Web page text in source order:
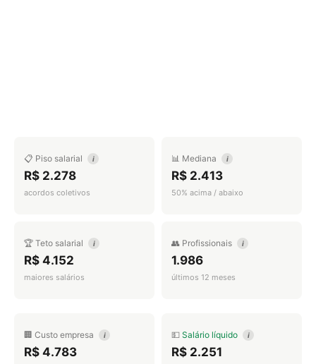
📋 Piso salarial i
R$ 2.278
acordos coletivos
📊 Mediana i
R$ 2.413
50% acima / abaixo
🏆 Teto salarial i
R$ 4.152
maiores salários
👥 Profissionais i
1.986
últimos 12 meses
🏢 Custo empresa i
R$ 4.783
💵 Salário líquido i
R$ 2.251